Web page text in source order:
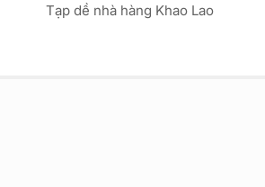
Tạp dề nhà hàng Khao Lao